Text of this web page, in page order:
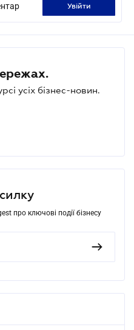
увійти
усіх бізнес-новин.
про ключові події бізнесу